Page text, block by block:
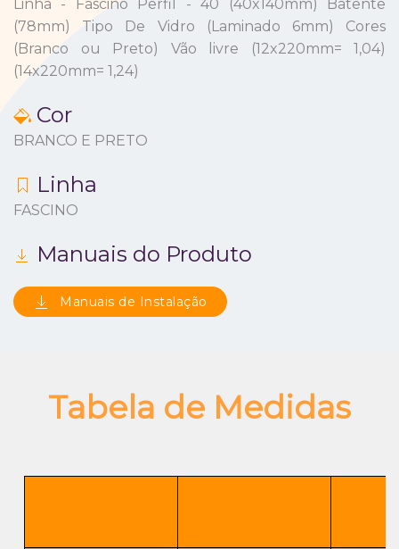
Linha - Fascino Perfil - 40 (40x140mm) Batente
(78mm) Tipo De Vidro (Laminado 6mm) Cores
(Branco ou Preto) Vão livre (12x220mm= 1,04)
(14x220mm= 1,24)
Cor
BRANCO E PRETO
Linha
FASCINO
Manuais do Produto
Manuais de Instalação
Tabela de Medidas